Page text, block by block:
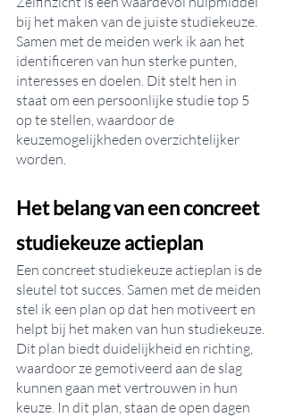
bij het maken van de juiste studiekeuze.
Samen met de meiden werk ik aan het
identificeren van hun sterke punten,
interesses en doelen. Dit stelt hen in
staat om een persoonlijke studie top 5
op te stellen, waardoor de
keuzemogelijkheden overzichtelijker
worden.
Het belang van een concreet
studiekeuze actieplan
Een concreet studiekeuze actieplan is de
sleutel tot succes. Samen met de meiden
stel ik een plan op dat hen motiveert en
helpt bij het maken van hun studiekeuze.
Dit plan biedt duidelijkheid en richting,
waardoor ze gemotiveerd aan de slag
kunnen gaan met vertrouwen in hun
keuze. In dit plan, staan de open dagen